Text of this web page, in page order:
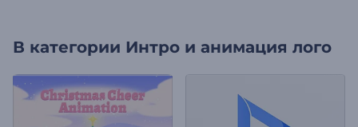
В категории Интро и анимация лого